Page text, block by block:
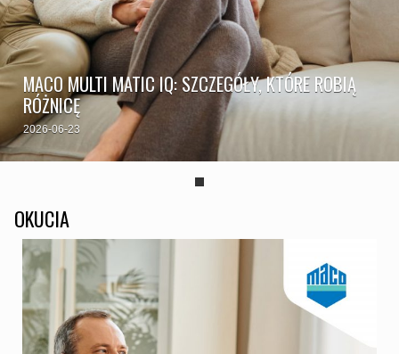
MACO MULTI MATIC IQ: SZCZEGÓŁY, KTÓRE ROBIĄ
RÓŻNICĘ
2026-06-23
OKUCIA